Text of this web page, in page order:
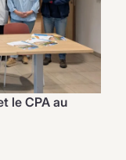
le CPA au